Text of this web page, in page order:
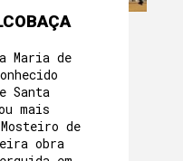
Maria de
Santa
mais
de
obra